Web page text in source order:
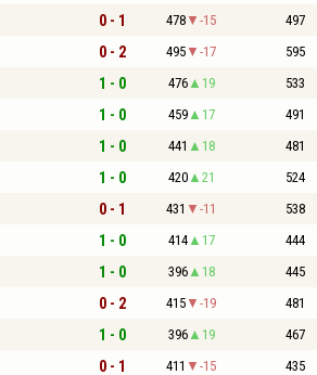
0 - 1 478 -15 497
0 - 2 495 -17 595
1 - 0 476 19 533
1 - 0 459 17 491
1 - 0 441 18 481
1 - 0 420 21 524
0 - 1 431 -11 538
1 - 0 414 17 444
1 - 0 396 18 445
0 - 2 415 -19 481
1 - 0 396 19 467
0 - 1 411 -15 435